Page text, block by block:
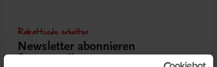
Rabattcode erhalten
Newsletter abonnieren
& Versandkosten sparen